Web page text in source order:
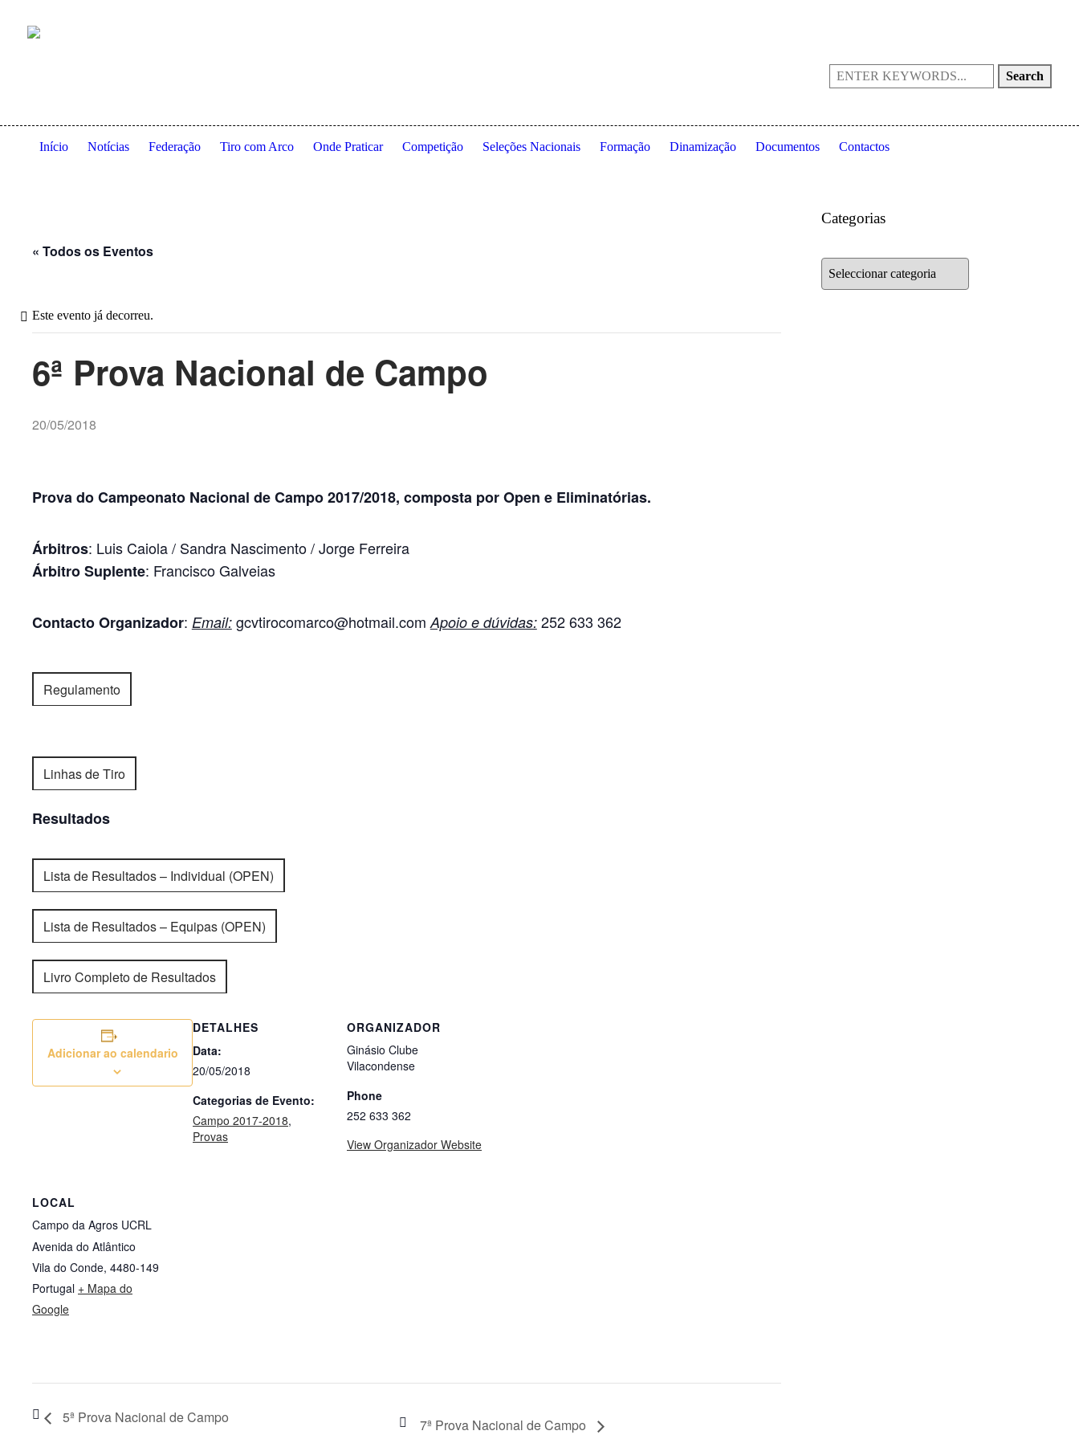
Search
Início Notícias Federação Tiro com Arco Onde Praticar Competição Seleções Nacionais Formação Dinamização Documentos Contactos
« Todos os Eventos
Este evento já decorreu.
6ª Prova Nacional de Campo
20/05/2018
Prova do Campeonato Nacional de Campo 2017/2018, composta por Open e Eliminatórias.
Árbitros: Luis Caiola / Sandra Nascimento / Jorge Ferreira
Árbitro Suplente: Francisco Galveias
Contacto Organizador: Email:gcvtirocomarco@hotmail.com Apoio e dúvidas:252 633 362
Regulamento
Linhas de Tiro
Resultados
Lista de Resultados – Individual (OPEN)
Lista de Resultados – Equipas (OPEN)
Livro Completo de Resultados
Adicionar ao calendario
DETALHES
Data:
20/05/2018
Categorias de Evento:
Campo 2017-2018,
Provas
ORGANIZADOR
Ginásio Clube
Vilacondense
Phone
252 633 362
View Organizador Website
LOCAL
Campo da Agros UCRL
Avenida do Atlântico
Vila do Conde, 4480-149
Portugal + Mapa do
Google
5ª Prova Nacional de Campo 7ª Prova Nacional de Campo
Categorias
Categorias